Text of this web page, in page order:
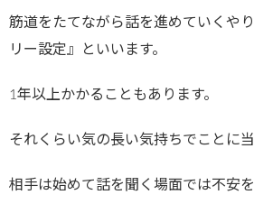
筋道をたてながら話を進めていくや
リー設定』といいます。
1年以上かかることもあります。
それくらい気の長い気持ちでことに当
相手は始めて話を聞く場面では不安